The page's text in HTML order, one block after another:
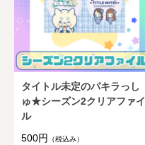
タイトル未定のパキラっし
ゅ★シーズン2クリアファイ
ル
500円
（税込み）